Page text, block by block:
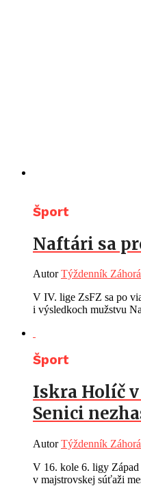
Šport
Naftári sa
AutorTýždenník
V IV. lige ZsFZ sa po
i výsledkoch mužstvu
Šport
Iskra Holíč
Senici
AutorTýždenník
V 16. kole 6. ligy Západ
v majstrovskej súťaži